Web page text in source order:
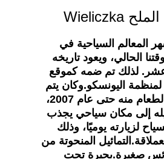
المعالم السياحية في
الحالي، ويعود تاريخه
عشر. لذلك تم ضمه كموقع
لمنظمة اليونسكو.وكان يتم
استخراج ملح الطعام منه حتى عام 2007،
إلى مكان سياحي يجذب
لزيارته يوميًا، وذلك
المنحوتة من
كنائس صغيرة.بحيرة تحت